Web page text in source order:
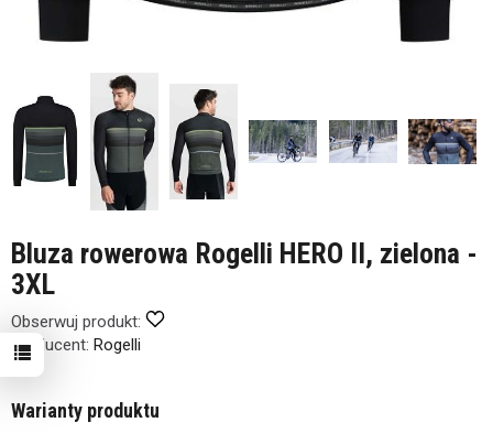
Bluza rowerowa Rogelli HERO II, zielona -
3XL
Obserwuj produkt:
Producent: Rogelli
Warianty produktu